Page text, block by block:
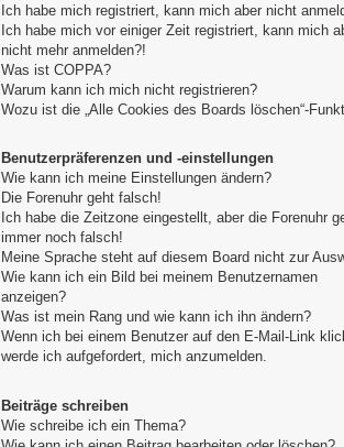
Ich habe mich registriert, kann mich aber nicht
Ich habe mich vor einiger Zeit registriert, kann mich
nicht mehr anmelden?!
Was ist COPPA?
Warum kann ich mich nicht registrieren?
Wozu ist die „Alle Cookies des Boards löschen“-
Benutzerpräferenzen und -einstellungen
Wie kann ich meine Einstellungen ändern?
Die Forenuhr geht falsch!
Ich habe die Zeitzone eingestellt, aber die Forenuhr
immer noch falsch!
Meine Sprache steht auf diesem Board nicht zur
Wie kann ich ein Bild bei meinem Benutzernamen
anzeigen?
Was ist mein Rang und wie kann ich ihn ändern?
Wenn ich bei einem Benutzer auf den E-Mail-Link
werde ich aufgefordert, mich anzumelden.
Beiträge schreiben
Wie schreibe ich ein Thema?